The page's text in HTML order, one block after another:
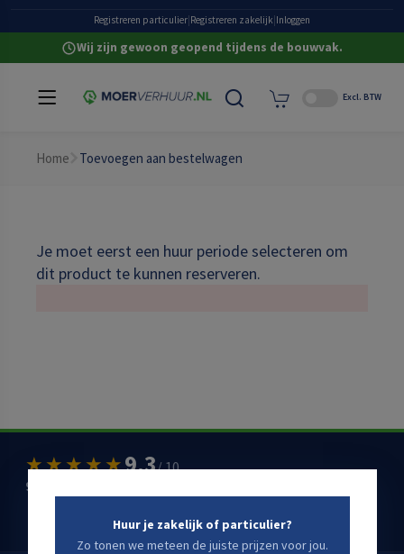
Grote eigen voorraadRegistreren particulier Registreren zakelijk Inloggen
Wij zijn gewoon geopend tijdens de bouwvak.
Excl. BTW
Home Toevoegen aan bestelwagen
Je moet eerst een huur periode selecteren om
dit product te kunnen reserveren.
★★★★★9,3/ 10
900+ klantbeoordelingen op
Schrijf een Google-review →
Huur je zakelijk of particulier?
Zo tonen we meteen de juiste prijzen voor jou.